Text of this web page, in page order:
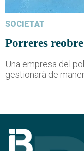
SOCIETAT
Porreres
Una empresa del
gestionarà de